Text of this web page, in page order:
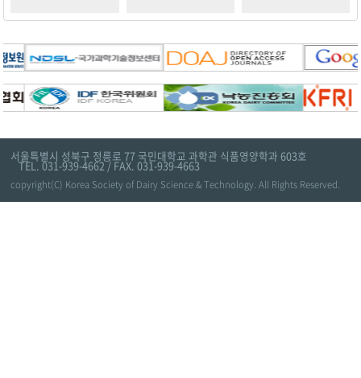
서울특별시 성북구 정릉로 77 국민대학교 과학관 식품영양학과 603호
TEL. 031-939-4662 / FAX. 031-939-4663
copyright(C) Korea Society of Dairy Science & Technology. All Rights Reserved.